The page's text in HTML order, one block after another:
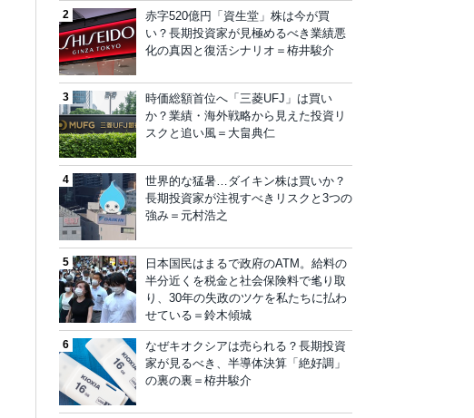
赤字520億円「資生堂」株は今が買
い？長期投資家が見極めるべき業績悪
化の真因と復活シナリオ＝栫井駿介
時価総額首位へ「三菱UFJ」は買い
か？業績・海外戦略から見えた投資リ
スクと追い風＝大畠典仁
世界的な猛暑…ダイキン株は買いか？
長期投資家が注視すべきリスクと3つの
強み＝元村浩之
日本国民はまるで政府のATM。給料の
半分近くを税金と社会保険料で毟り取
り、30年の失政のツケを私たちに払わ
せている＝鈴木傾城
なぜキオクシアは売られる？長期投資
家が見るべき、半導体決算「絶好調」
の裏の裏＝栫井駿介